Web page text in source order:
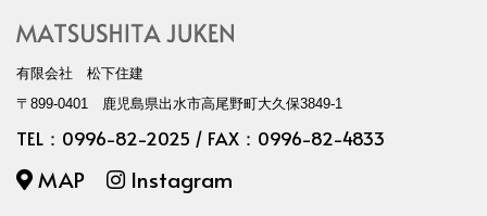
有限会社 松下住建
〒899-0401 鹿児島県出水市高尾野町大久保3849-1
TEL： 0996-82-2025 / FAX：0996-82-4833
MAP Instagram